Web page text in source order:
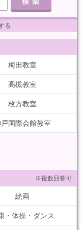
る
梅田教室
高槻教室
枚方教室
国際会館教室
※複数回答可
絵画
・体操・ダンス